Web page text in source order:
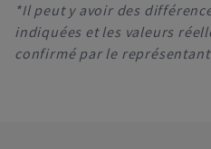
*Il peut y avoir des
indiquées et les valeurs
confirmé par le représentant